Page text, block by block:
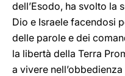
dell’Esodo, ha svolto la
Dio e Israele facendosi
delle parole e dei
la libertà della Terra
a vivere